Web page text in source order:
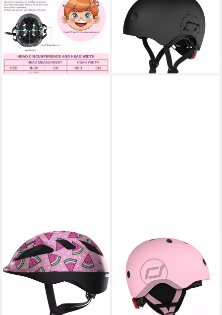
Kinderfahrradhelm Kinder
Fahrradhelm Skateboard
Scooter Motorrad BMX 3-14
Jahre Pink
67,95 €
lieferbar - in 6-8 Werktagen bei dir
Kinderhelm Highwaykick
Helmet ML
49,90 €
lieferbar - in 2-3 Werktagen bei dir